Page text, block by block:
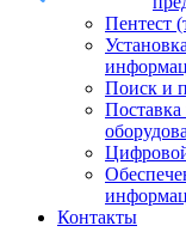
Пентест
Поиск и
Поставка
Контакты